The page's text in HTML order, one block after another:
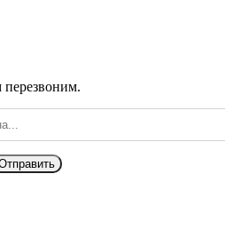
перезвоним.